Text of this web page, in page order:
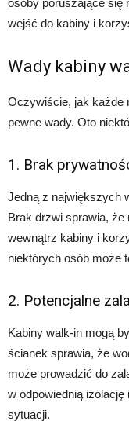
wejść do kabiny i
Wady kabiny
Oczywiście, jak każde
pewne wady. Oto
1. Brak
Jedną z największych
Brak drzwi sprawia,
wewnątrz kabiny i
niektórych osób może
2. Potencjalne
Kabiny walk-in mogą
ścianek sprawia, że
może prowadzić do
w odpowiednią
sytuacji.